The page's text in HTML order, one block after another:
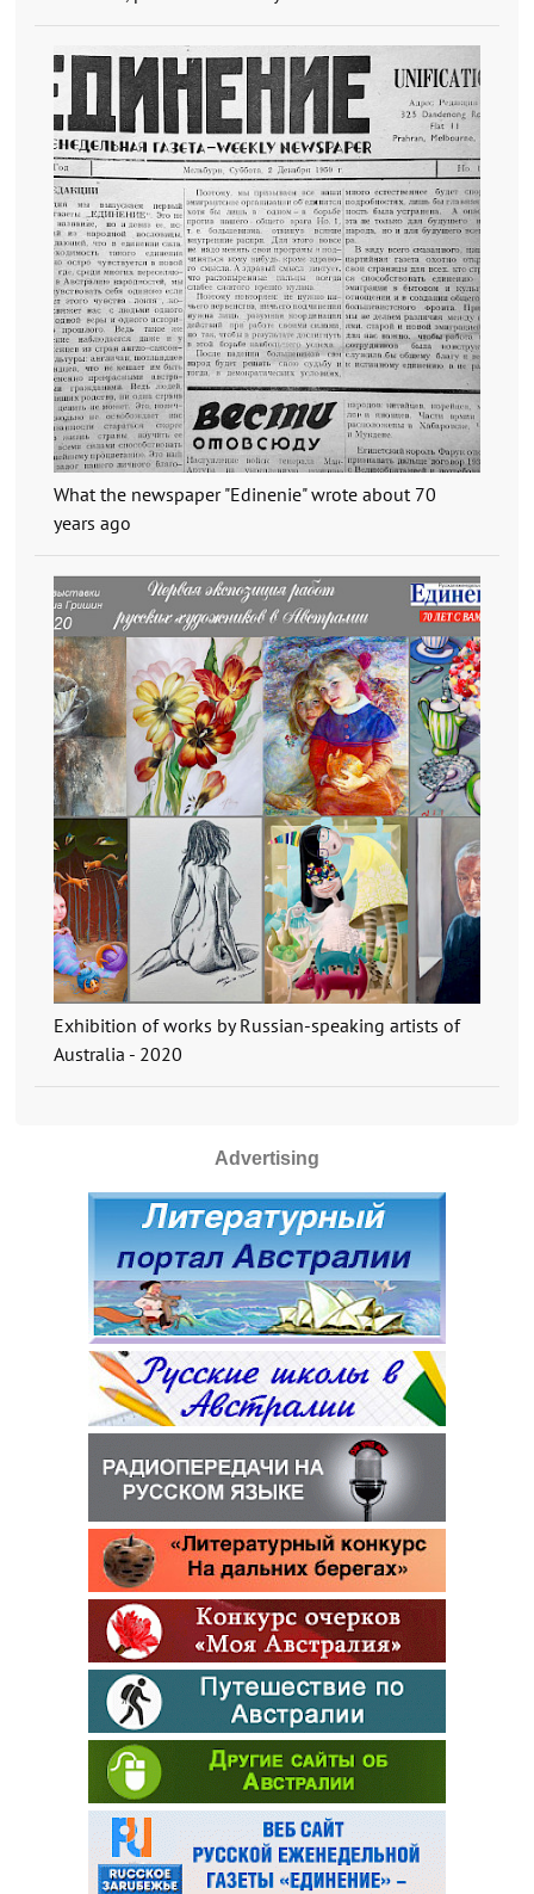
What the newspaper "Edinenie" wrote about 70
years ago
Exhibition of works by Russian-speaking artists of
Australia - 2020
Advertising